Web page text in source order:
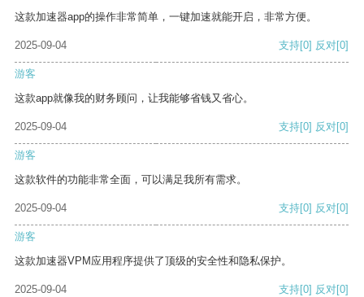
这款加速器app的操作非常简单，一键加速就能开启，非常方便。
2025-09-04 支持[0] 反对[0]
游客
这款app就像我的财务顾问，让我能够省钱又省心。
2025-09-04 支持[0] 反对[0]
游客
这款软件的功能非常全面，可以满足我所有需求。
2025-09-04 支持[0] 反对[0]
游客
这款加速器VPM应用程序提供了顶级的安全性和隐私保护。
2025-09-04 支持[0] 反对[0]